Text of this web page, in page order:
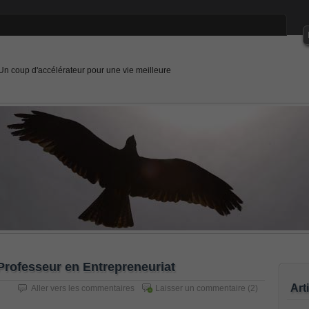
coup d'accélérateur pour une vie meilleure
en Entrepreneuriat
Laisser un commentaire (2)
Aller vers les commentaires